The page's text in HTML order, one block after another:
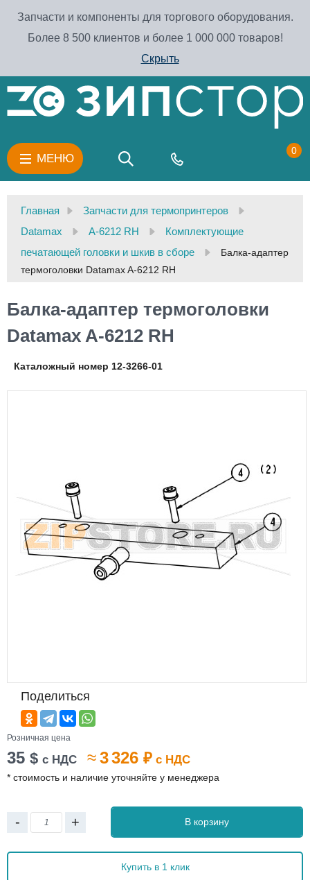
Запчасти и компоненты для торгового оборудования.
Более 8 500 клиентов и более 1 000 000 товаров!
Скрыть
МЕНЮ
0
Главная
Запчасти для термопринтеров
Datamax
A-6212 RH
Комплектующие
печатающей головки и шкив в сборе
Балка-адаптер
термоголовки Datamax A-6212 RH
Балка-адаптер термоголовки
Datamax A-6212 RH
Каталожный номер 12-3266-01
Поделиться
Розничная цена
35 $ с НДС ≈3 326 ₽ с НДС
* стоимость и наличие уточняйте у менеджера
- + В корзину
Купить в 1 клик